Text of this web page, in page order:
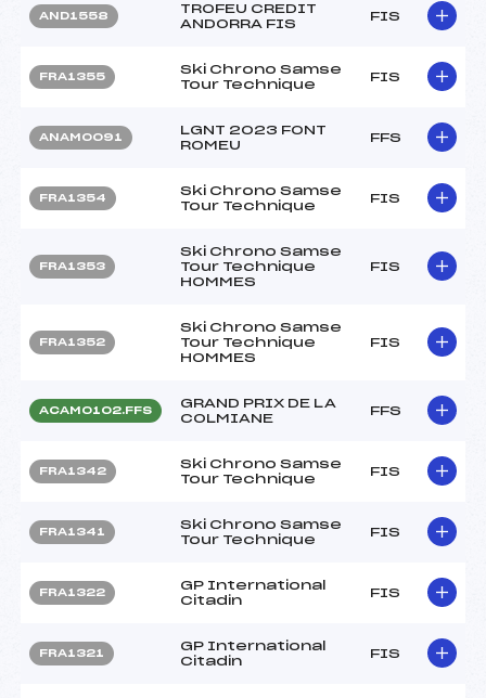
AND1558
TROFEU CREDIT
ANDORRA FIS
FIS
FRA1355
Ski Chrono Samse
Tour Technique
FIS
ANAM0091
LGNT 2023 FONT
ROMEU
FFS
FRA1354
Ski Chrono Samse
Tour Technique
FIS
FRA1353
Ski Chrono Samse
Tour Technique
HOMMES
FIS
FRA1352
Ski Chrono Samse
Tour Technique
HOMMES
FIS
ACAM0102.FFS
GRAND PRIX DE LA
COLMIANE
FFS
FRA1342
Ski Chrono Samse
Tour Technique
FIS
FRA1341
Ski Chrono Samse
Tour Technique
FIS
FRA1322
GP International
Citadin
FIS
FRA1321
GP International
Citadin
FIS